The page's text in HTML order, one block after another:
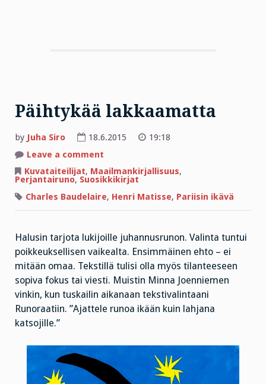
Päihtykää lakkaamatta
by Juha Siro 18.6.2015
19:18
Leave a comment
lakkaamatta
Kuvataiteilijat, Maailmankirjallisuus,
Perjantairuno, Suosikkikirjat
Charles Baudelaire, Henri Matisse, Pariisin ikävä
Halusin tarjota lukijoille juhannusrunon. Valinta tuntui
poikkeuksellisen vaikealta. Ensimmäinen ehto – ei
mitään omaa. Tekstillä tulisi olla myös tilanteeseen
sopiva fokus tai viesti. Muistin Minna Joenniemen
vinkin, kun tuskailin aikanaan tekstivalintaani
Runoraatiin. ”Ajattele runoa ikään kuin lahjana
katsojille.”